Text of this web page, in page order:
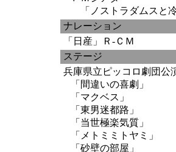
「ノストラダムスと冷
ナレーション
「日産」Ｒ-ＣＭ
ステージ
兵庫県立ピッコロ劇団公
「間違いの喜劇」
「マクベス」
「東男迷都路」
「当世極楽気質」
「メトミミトヤミ」
「砂壁の部屋」